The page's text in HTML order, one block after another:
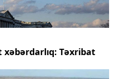
xəbərdarlıq: Təxribat